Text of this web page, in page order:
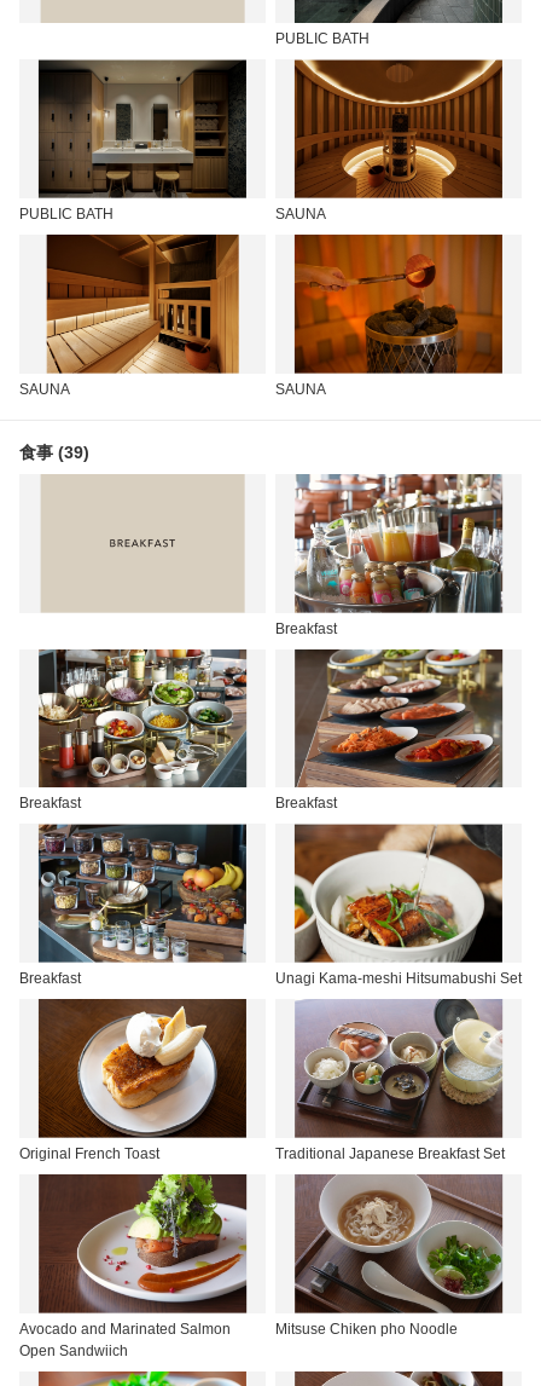
PUBLIC BATH
PUBLIC BATH SAUNA
SAUNA SAUNA
食事 (39)
Breakfast
Breakfast Breakfast
Breakfast Unagi Kama-meshi Hitsumabushi Set
Original French Toast Traditional Japanese Breakfast Set
Avocado and Marinated Salmon
Open Sandwiich
Mitsuse Chiken pho Noodle